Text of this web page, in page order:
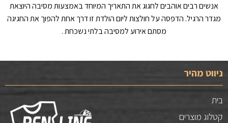
אנשים רבים אוהבים לחגוג את התאריך המיוחד באמצעות מסיבה היוצאת
מגדר הרגיל. הדפסה על חולצות ליום הולדת זו דרך אחת להפוך את החגיגה
מסתם אירוע למסיבה בלתי נשכחת .
ניווט מהיר
בית
קטלוג מוצרים